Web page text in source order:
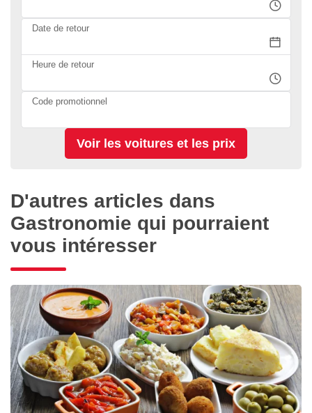
Date de retour
Heure de retour
Code promotionnel
D'autres articles dans
Gastronomie qui pourraient
vous intéresser